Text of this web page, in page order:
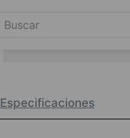
Especificaciones